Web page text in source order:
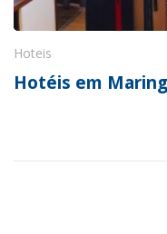
Hoteis
Hotéis em